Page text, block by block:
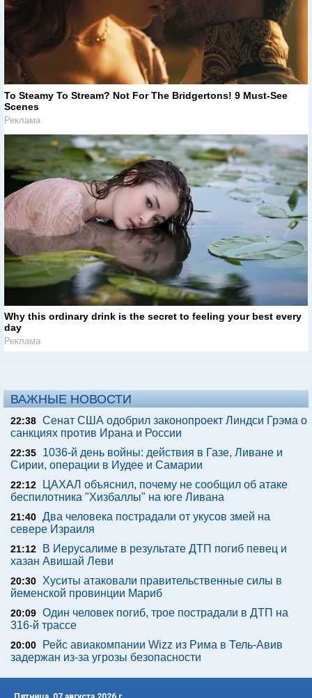
To Steamy To Stream? Not For The Bridgertons! 9 Must-See
Scenes
Реклама
Why this ordinary drink is the secret to feeling your best every
day
Реклама
ВАЖНЫЕ НОВОСТИ
22:38 Сенат США одобрил законопроект Линдси Грэма о
санкциях против Ирана и России
22:35
1036-й день войны: действия в Газе, Ливане и
Сирии, операции в Иудее и Самарии
22:12
ЦАХАЛ объяснил, почему не сообщил об атаке
беспилотника "Хизбаллы" на юге Ливана
21:40 Два человека пострадали от укусов змей на
севере Израиля
21:12
В Иерусалиме в результате ДТП погиб певец и
хазан Авишай Леви
20:30 Хуситы атаковали правительственные силы в
йеменской провинции Мариб
20:09 Один человек погиб, трое пострадали в ДТП на
316-й трассе
20:00
Рейс авиакомпании Wizz из Рима в Тель-Авив
задержан из-за угрозы безопасности